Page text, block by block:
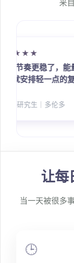
来
奏更稳了，能量低
安排轻一点的复盘任
究生｜多伦多
让每
当一天被很多
🕒